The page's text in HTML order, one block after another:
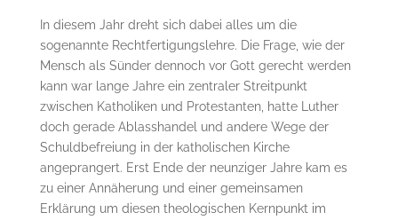
In diesem Jahr dreht sich dabei alles um die
sogenannte Rechtfertigungslehre. Die Frage, wie der
Mensch als Sünder dennoch vor Gott gerecht werden
kann war lange Jahre ein zentraler Streitpunkt
zwischen Katholiken und Protestanten, hatte Luther
doch gerade Ablasshandel und andere Wege der
Schuldbefreiung in der katholischen Kirche
angeprangert. Erst Ende der neunziger Jahre kam es
zu einer Annäherung und einer gemeinsamen
Erklärung um diesen theologischen Kernpunkt im